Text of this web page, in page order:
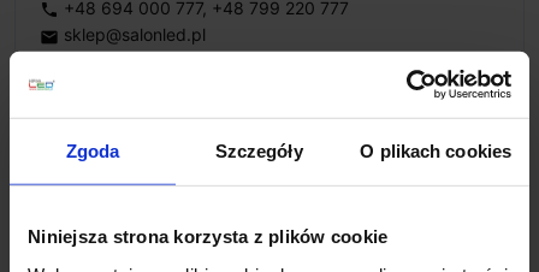
Zgoda Szczegóły O plikach cookies
Niniejsza strona korzysta z plików cookie
phone +48 694 000 777, +48 799 220 777
email sklep@salonled.pl